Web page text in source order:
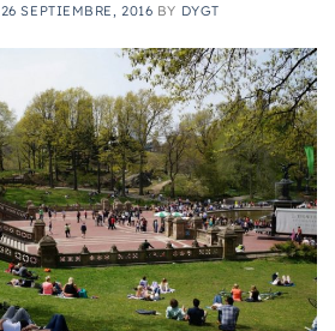
26 SEPTIEMBRE, 2016 BY DYGT